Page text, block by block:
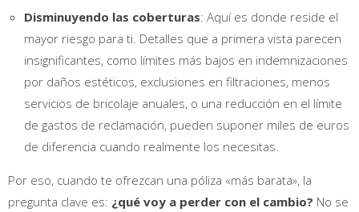
Disminuyendo las coberturas: Aquí es donde reside el
mayor riesgo para ti. Detalles que a primera vista parecen
insignificantes, como límites más bajos en indemnizaciones
por daños estéticos, exclusiones en filtraciones, menos
servicios de bricolaje anuales, o una reducción en el límite
de gastos de reclamación, pueden suponer miles de euros
de diferencia cuando realmente los necesitas.
Por eso, cuando te ofrezcan una póliza «más barata», la
pregunta clave es: ¿qué voy a perder con el cambio? No se